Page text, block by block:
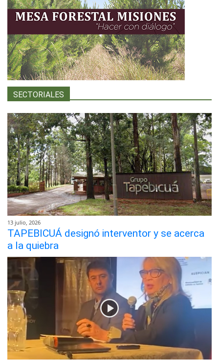
SECTORIALES
13 julio, 2026
TAPEBICUÁ designó interventor y se acerca
a la quiebra